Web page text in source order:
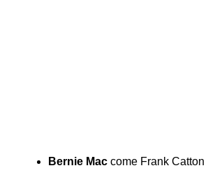
Bernie Maccome Frank Catton